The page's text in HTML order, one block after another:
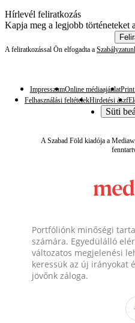
Hírlevél feliratkozás
Kapja meg a legjobb történeteket
A feliratkozással Ön elfogadta a
ImpresszumOnline médiaajánlatPrint
Felhasználási feltételekHirdetési ászf
Süti
A Szabad Föld kiadója a
Portfóliónk minőségi
számára. Egyedülálló
változatos megjelenési
keressük az új irányokat
jövőnk záloga.